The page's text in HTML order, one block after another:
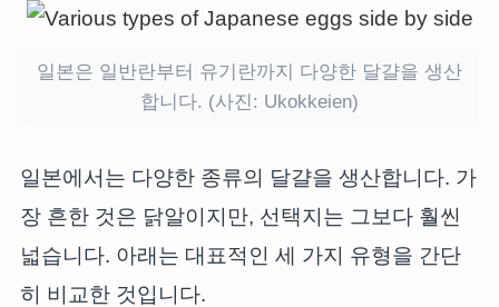
일본은 일반란부터 유기란까지 다양한 달걀을 생산
합니다. (사진: Ukokkeien)
일본에서는 다양한 종류의 달걀을 생산합니다. 가
장 흔한 것은 닭알이지만, 선택지는 그보다 훨씬
넓습니다. 아래는 대표적인 세 가지 유형을 간단
히 비교한 것입니다.